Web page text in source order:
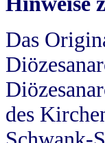
Das
des